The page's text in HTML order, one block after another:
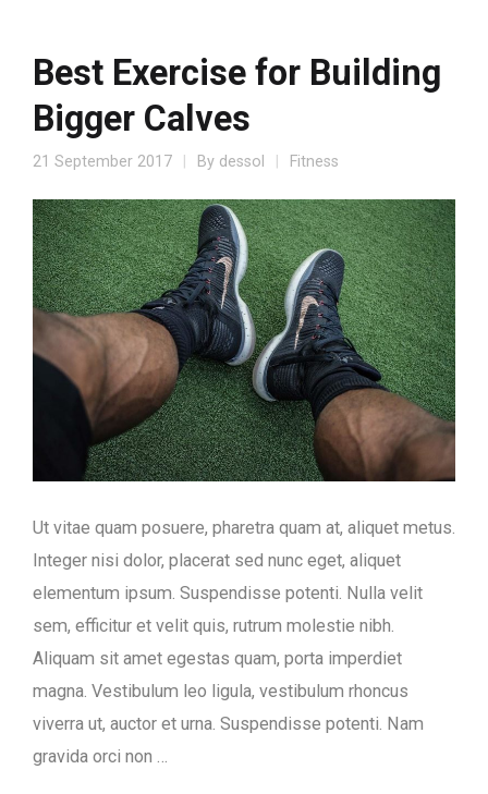
Best Exercise for Building
Bigger Calves
21 September 2017 By dessol Fitness
Ut vitae quam posuere, pharetra quam at, aliquet metus.
Integer nisi dolor, placerat sed nunc eget, aliquet
elementum ipsum. Suspendisse potenti. Nulla velit
sem, efficitur et velit quis, rutrum molestie nibh.
Aliquam sit amet egestas quam, porta imperdiet
magna. Vestibulum leo ligula, vestibulum rhoncus
viverra ut, auctor et urna. Suspendisse potenti. Nam
gravida orci non …